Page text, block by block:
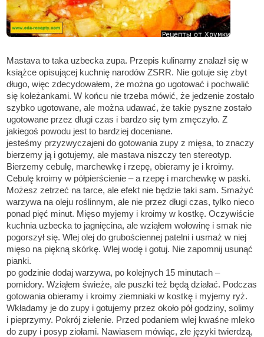
Mastava to taka uzbecka zupa. Przepis kulinarny znalazł się w
książce opisującej kuchnię narodów ZSRR. Nie gotuje się zbyt
długo, więc zdecydowałem, że można go ugotować i pochwalić
się koleżankami. W końcu nie trzeba mówić, że jedzenie zostało
szybko ugotowane, ale można udawać, że takie pyszne zostało
ugotowane przez długi czas i bardzo się tym zmęczyło. Z
jakiegoś powodu jest to bardziej doceniane.
jesteśmy przyzwyczajeni do gotowania zupy z mięsa, to znaczy
bierzemy ją i gotujemy, ale mastava niszczy ten stereotyp.
Bierzemy cebulę, marchewkę i rzepę, obieramy je i kroimy.
Cebulę kroimy w półpierścienie – a rzepę i marchewkę w paski.
Możesz zetrzeć na tarce, ale efekt nie będzie taki sam. Smażyć
warzywa na oleju roślinnym, ale nie przez długi czas, tylko nieco
ponad pięć minut. Mięso myjemy i kroimy w kostkę. Oczywiście
kuchnia uzbecka to jagnięcina, ale wziąłem wołowinę i smak nie
pogorszył się. Wlej olej do grubościennej patelni i usmaż w niej
mięso na piękną skórkę. Wlej wodę i gotuj. Nie zapomnij usunąć
pianki.
po godzinie dodaj warzywa, po kolejnych 15 minutach –
pomidory. Wziąłem świeże, ale puszki też będą działać. Podczas
gotowania obieramy i kroimy ziemniaki w kostkę i myjemy ryż.
Wkładamy je do zupy i gotujemy przez około pół godziny, solimy
i pieprzymy. Pokrój zielenie. Przed podaniem wlej kwaśne mleko
do zupy i posyp ziołami. Nawiasem mówiąc, złe języki twierdzą,